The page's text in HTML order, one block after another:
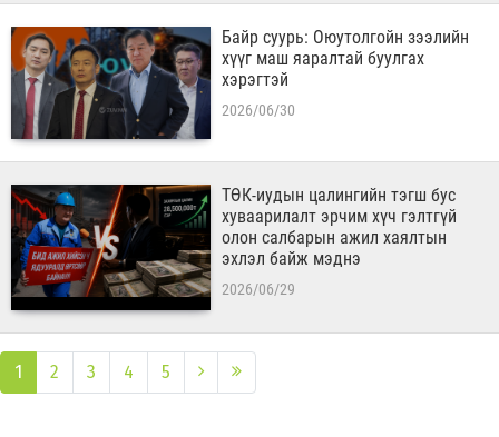
Байр суурь: Оюутолгойн зээлийн
хүүг маш яаралтай буулгах
хэрэгтэй
2026/06/30
ТӨК-иудын цалингийн тэгш бус
хуваарилалт эрчим хүч гэлтгүй
олон салбарын ажил хаялтын
эхлэл байж мэднэ
2026/06/29
1 2 3 4 5